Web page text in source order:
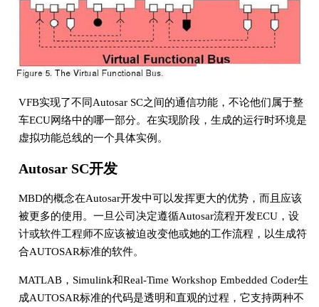
VFB实现了不同Autosar SC之间的通信功能，不论他们属于整
车ECU网络中的哪一部分。在实现阶段，生成的运行时环境是
虚拟功能总线的一个具体实例。
Autosar SC开发
MBD的概念在Autosar开发中可以发挥更大的优势，而且应该
被更多的使用。一旦公司决定遵循Autosar流程开发ECU，设
计或软件工程师不应该被迫改变他或她的工作流程，以生成符
合AUTOSAR标准的软件。
MATLAB，Simulink和Real-Time Workshop Embedded Coder生
成AUTOSAR标准的代码是透明和直观的过程，它支持两种不